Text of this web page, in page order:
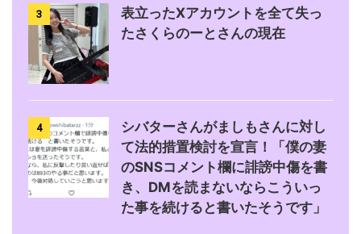
3
表立ったXアカウントを全て失っ
たさくらのーとさんの現在
4
シバターさんがましもさんに対し
て法的措置検討を宣言！「僕の妻
のSNSコメント欄に誹謗中傷を書
き、DMを読まないならこういっ
た事を続けると書いたそうです」